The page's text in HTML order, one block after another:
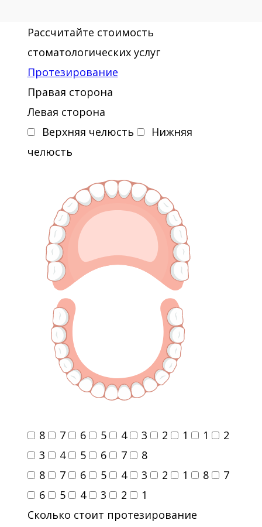
Рассчитайте стоимость
стоматологических услуг
Протезирование
Правая сторона
Левая сторона
Верхняя челюсть
Нижняя
челюсть
8 7 6 5 4 3 2 1 1
2
3
4 5 6 7
8
8
7 6 5 4 3 2 1 8
7
6
5 4 3 2
1
Сколько стоит протезирование